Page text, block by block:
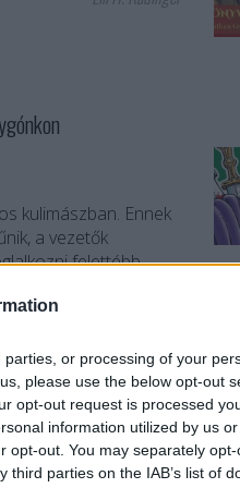
or processing of your
please use the below opt-out
opt-out request is processed
information utilized by us
opt-out. You may separately
parties on the IAB’s list of
kulimászban. Ennek
a vezetők
felettébb
Szólj hozzá!